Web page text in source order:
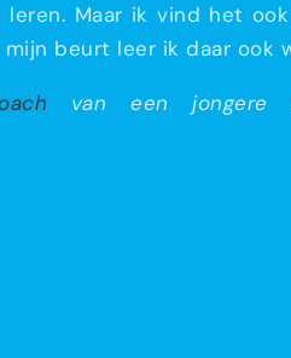
Maar ik vind het
beurt leer ik daar ook
van een jongere